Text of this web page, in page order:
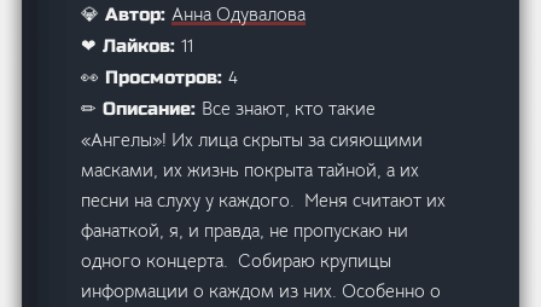
💎 Автор: Анна Одувалова
❤ Лайков:11
👀 Просмотров:4
✏ Описание: Все знают, кто такие
«Ангелы»! Их лица скрыты за сияющими
масками, их жизнь покрыта тайной, а их
песни на слуху у каждого. Меня считают их
фанаткой, я, и правда, не пропускаю ни
одного концерта. Собираю крупицы
информации о каждом из них. Особенно о